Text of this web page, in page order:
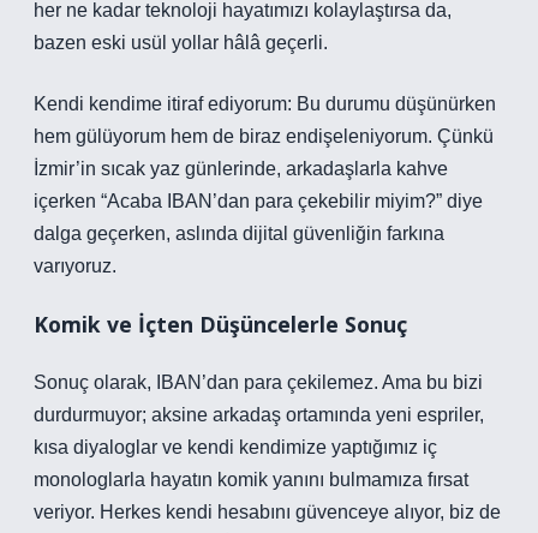
her ne kadar teknoloji hayatımızı kolaylaştırsa da,
bazen eski usül yollar hâlâ geçerli.
Kendi kendime itiraf ediyorum: Bu durumu düşünürken
hem gülüyorum hem de biraz endişeleniyorum. Çünkü
İzmir’in sıcak yaz günlerinde, arkadaşlarla kahve
içerken “Acaba IBAN’dan para çekebilir miyim?” diye
dalga geçerken, aslında dijital güvenliğin farkına
varıyoruz.
Komik ve İçten Düşüncelerle Sonuç
Sonuç olarak, IBAN’dan para çekilemez. Ama bu bizi
durdurmuyor; aksine arkadaş ortamında yeni espriler,
kısa diyaloglar ve kendi kendimize yaptığımız iç
monologlarla hayatın komik yanını bulmamıza fırsat
veriyor. Herkes kendi hesabını güvenceye alıyor, biz de